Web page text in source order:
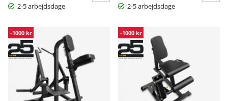
2-5 arbejdsdage
2-5 arbejdsdage
-1000 kr -1000 kr